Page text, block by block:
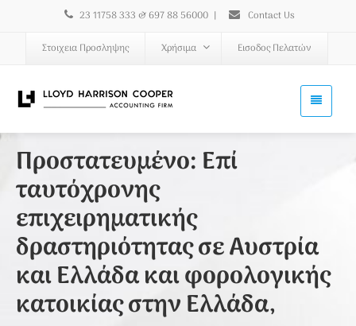
23 11758 333 & 697 88 56000 | Contact Us
Στοιχεια Προσληψης Χρήσιμα Εισοδος Πελατών
Πρoστατευμένο: Επί
ταυτόχρονης
επιχειρηματικής
δραστηριότητας σε Αυστρία
και Ελλάδα και φορολογικής
κατοικίας στην Ελλάδα,